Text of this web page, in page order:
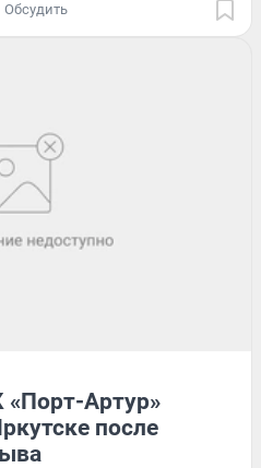
Обсудить
Артур»
после